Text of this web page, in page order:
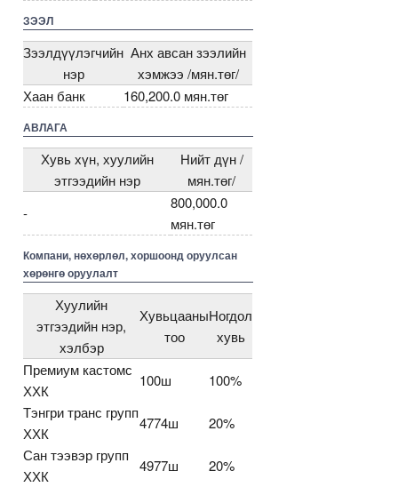
ЗЭЭЛ
Зээлдүүлэгчийн
нэр
Анх авсан зээлийн
хэмжээ /мян.төг/
Хаан банк
160,200.0 мян.төг
АВЛАГА
Хувь хүн, хуулийн
этгээдийн нэр
Нийт дүн /
мян.төг/
-
800,000.0
мян.төг
Компани, нөхөрлөл, хоршоонд оруулсан
хөрөнгө оруулалт
Хуулийн
этгээдийн нэр,
хэлбэр
Хувьцааны
тоо
Ногдол
хувь
Премиум кастомс
ХХК
100ш
100%
Тэнгри транс групп
ХХК
4774ш
20%
Сан тээвэр групп
ХХК
4977ш
20%